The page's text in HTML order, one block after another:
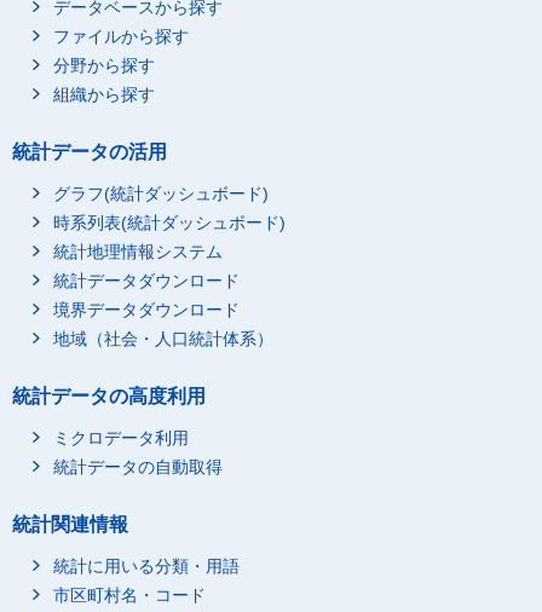
データベースから探す
ファイルから探す
分野から探す
組織から探す
統計データの活用
グラフ(統計ダッシュボード)
時系列表(統計ダッシュボード)
統計地理情報システム
統計データダウンロード
境界データダウンロード
地域（社会・人口統計体系）
統計データの高度利用
ミクロデータ利用
統計データの自動取得
統計関連情報
統計に用いる分類・用語
市区町村名・コード